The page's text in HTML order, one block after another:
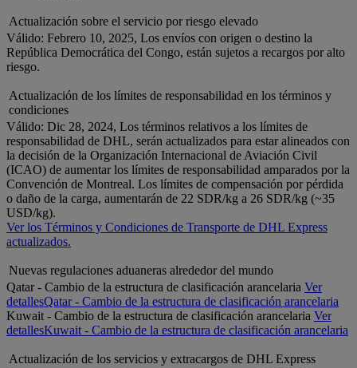
Actualización sobre el servicio por riesgo elevado
Válido: Febrero 10, 2025, Los envíos con origen o destino la
República Democrática del Congo, están sujetos a recargos por alto
riesgo.
Actualización de los límites de responsabilidad en los términos y
condiciones
Válido: Dic 28, 2024, Los términos relativos a los límites de
responsabilidad de DHL, serán actualizados para estar alineados con
la decisión de la Organización Internacional de Aviación Civil
(ICAO) de aumentar los límites de responsabilidad amparados por la
Convención de Montreal. Los límites de compensación por pérdida
o daño de la carga, aumentarán de 22 SDR/kg a 26 SDR/kg (~35
USD/kg).
Ver los Términos y Condiciones de Transporte de DHL Express
actualizados.
Nuevas regulaciones aduaneras alrededor del mundo
Qatar - Cambio de la estructura de clasificación arancelaria Ver
detallesQatar - Cambio de la estructura de clasificación arancelaria
Kuwait - Cambio de la estructura de clasificación arancelaria Ver
detallesKuwait - Cambio de la estructura de clasificación arancelaria
Actualización de los servicios y extracargos de DHL Express